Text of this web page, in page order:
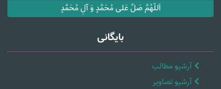
اَللّهُمَّ صَلِّ عَلی مُحَمَّدٍ وَ آلِ مُحَمَّدٍ
بایگانی
آرشیو مطالب
آرشیو تصاویر